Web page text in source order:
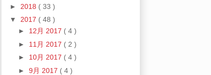
► 2018 ( 33 )
▼ 2017 ( 48 )
► 12月 2017 ( 4 )
► 11月 2017 ( 2 )
► 10月 2017 ( 4 )
► 9月 2017 ( 4 )